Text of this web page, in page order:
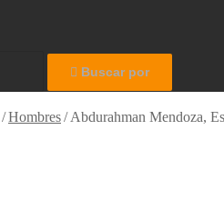
Buscar por
/Hombres/ Abdurahman Mendoza,